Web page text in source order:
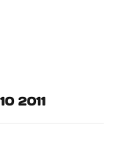
2011